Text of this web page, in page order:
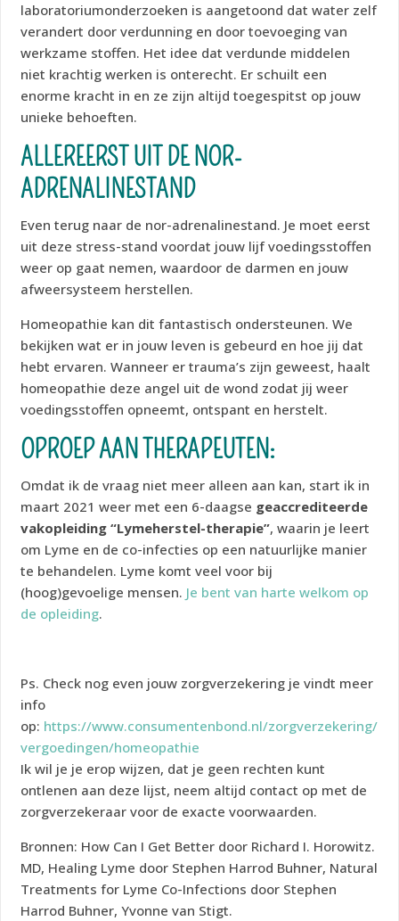
laboratoriumonderzoeken is aangetoond dat water zelf
verandert door verdunning en door toevoeging van
werkzame stoffen. Het idee dat verdunde middelen
niet krachtig werken is onterecht. Er schuilt een
enorme kracht in en ze zijn altijd toegespitst op jouw
unieke behoeften.
ALLEREERST UIT DE NOR-
ADRENALINESTAND
Even terug naar de nor-adrenalinestand. Je moet eerst
uit deze stress-stand voordat jouw lijf voedingsstoffen
weer op gaat nemen, waardoor de darmen en jouw
afweersysteem herstellen.
Homeopathie kan dit fantastisch ondersteunen. We
bekijken wat er in jouw leven is gebeurd en hoe jij dat
hebt ervaren. Wanneer er trauma’s zijn geweest, haalt
homeopathie deze angel uit de wond zodat jij weer
voedingsstoffen opneemt, ontspant en herstelt.
OPROEP AAN THERAPEUTEN:
Omdat ik de vraag niet meer alleen aan kan, start ik in
maart 2021 weer met een 6-daagse geaccrediteerde
vakopleiding “Lymeherstel-therapie”, waarin je leert
om Lyme en de co-infecties op een natuurlijke manier
te behandelen. Lyme komt veel voor bij
(hoog)gevoelige mensen. Je bent van harte welkom op
de opleiding.
Ps. Check nog even jouw zorgverzekering je vindt meer
info
op: https://www.consumentenbond.nl/zorgverzekering/
vergoedingen/homeopathie
Ik wil je je erop wijzen, dat je geen rechten kunt
ontlenen aan deze lijst, neem altijd contact op met de
zorgverzekeraar voor de exacte voorwaarden.
Bronnen: How Can I Get Better door Richard I. Horowitz.
MD, Healing Lyme door Stephen Harrod Buhner, Natural
Treatments for Lyme Co-Infections door Stephen
Harrod Buhner, Yvonne van Stigt.